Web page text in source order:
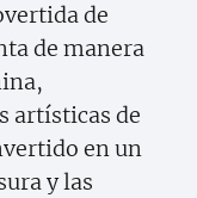
de
de manera
artísticas de
en un
y las